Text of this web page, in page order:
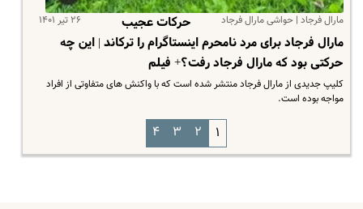
مارال فرجاد | حواشی مارال فرجاد ۲۶ تیر ۱۴۰۱
حرکات عجیب
مارال فرجاد برای مرد نامحرم اینستاگرام را ترکاند | این چه
حرکتی بود که مارال فرجاد رفت؟+ فیلم
کلیپ جدیدی از مارال فرجاد منتشر شده است که با واکنش های متفاوتی از افراد
مواجه بوده است.
۱ ۲ ۳ ۴